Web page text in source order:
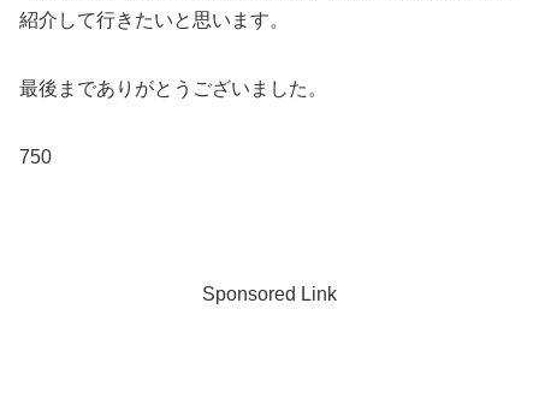
紹介して行きたいと思います。
最後までありがとうございました。
750
Sponsored Link